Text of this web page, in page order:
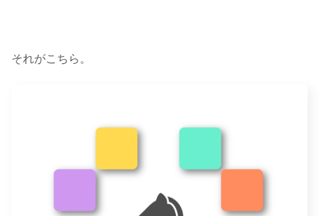
それがこちら。